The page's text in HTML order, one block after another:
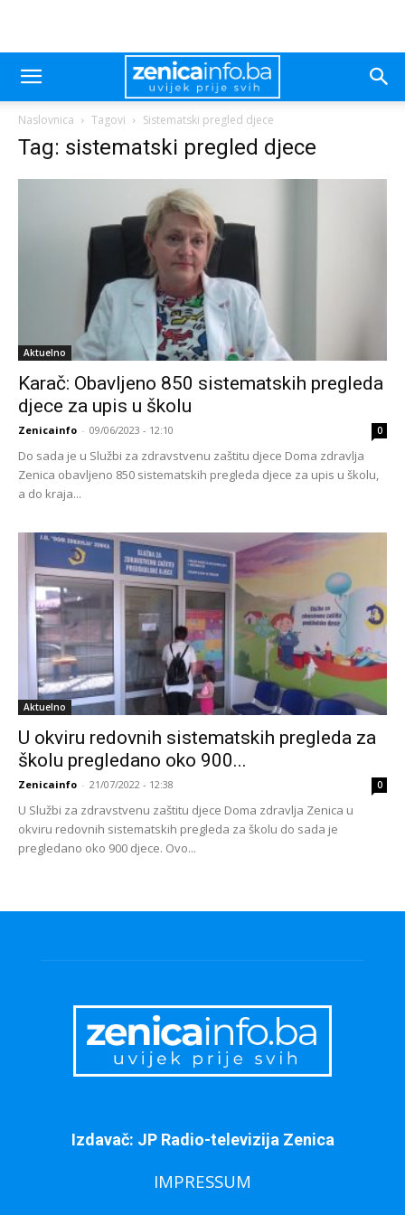
Naslovnica Tagovi Sistematski pregled djece
Tag: sistematski pregled djece
Aktuelno
Karač: Obavljeno 850 sistematskih pregleda
djece za upis u školu
Zenicainfo - 09/06/2023 - 12:10 0
Do sada je u Službi za zdravstvenu zaštitu djece Doma zdravlja
Zenica obavljeno 850 sistematskih pregleda djece za upis u školu,
a do kraja...
Aktuelno
U okviru redovnih sistematskih pregleda za
školu pregledano oko 900...
Zenicainfo - 21/07/2022 - 12:38 0
U Službi za zdravstvenu zaštitu djece Doma zdravlja Zenica u
okviru redovnih sistematskih pregleda za školu do sada je
pregledano oko 900 djece. Ovo...
Izdavač: JP Radio-televizija Zenica
IMPRESSUM